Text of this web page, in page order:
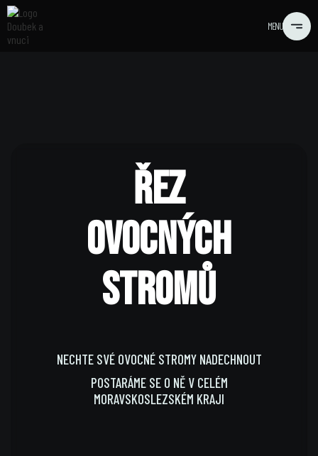
MENU
ŘEZ
OVOCNÝCH
STROMŮ
NECHTE SVÉ OVOCNÉ STROMY NADECHNOUT
POSTARÁME SE O NĚ V CELÉM
MORAVSKOSLEZSKÉM KRAJI